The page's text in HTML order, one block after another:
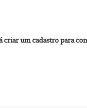
criar um cadastro para